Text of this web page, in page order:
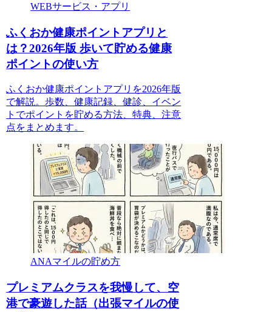
WEBサービス・アプリ
ふくおか健康ポイントアプリと
は？2026年版 歩いて貯める健康
ポイントの使い方
ふくおか健康ポイントアプリを2026年版
で解説。歩数、健康記録、健診、イベン
トでポイントを貯める方法、特典、注意
点をまとめます。
ANAマイルの貯め方
プレミアムクラスを我慢して、空
港で豪遊した話（出張マイルの使